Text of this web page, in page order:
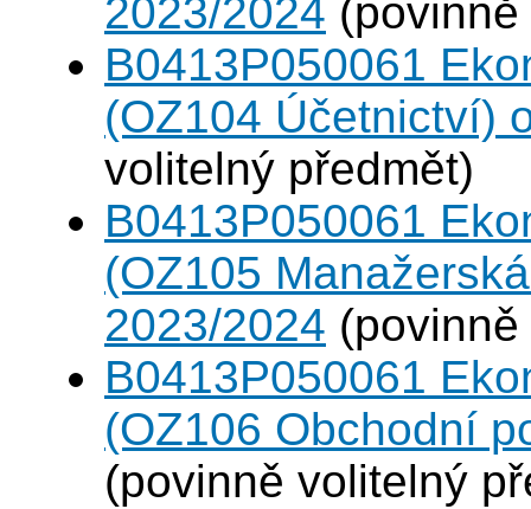
2023/2024
B0413P050061
(OZ104 Účetnictví)
volitelný předmět)
B0413P050061
(OZ105
2023/2024
B0413P050061
(OZ106 Obchodní
(povinně volitelný